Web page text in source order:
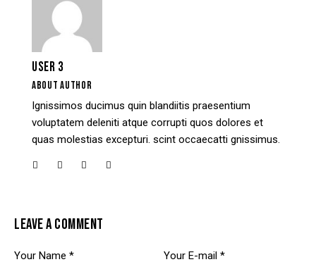
USER 3
ABOUT AUTHOR
Ignissimos ducimus quin blandiitis praesentium
voluptatem deleniti atque corrupti quos dolores et
quas molestias excepturi. scint occaecatti gnissimus.
LEAVE A COMMENT